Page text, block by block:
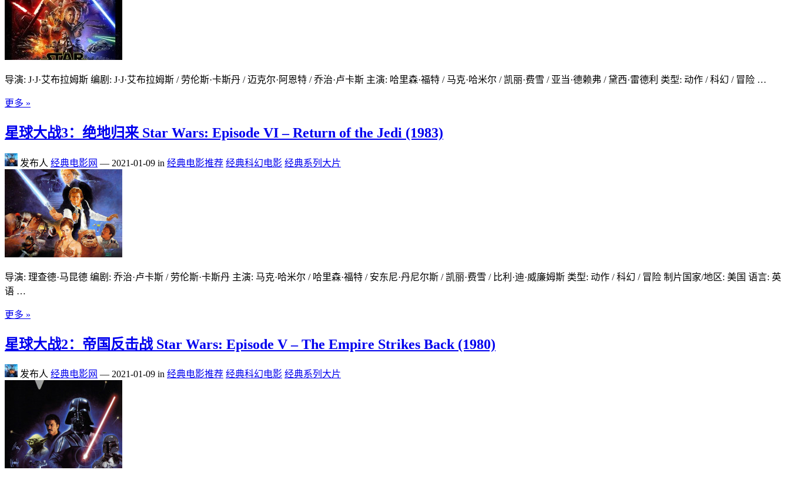
导演: J·J·艾布拉姆斯 编剧: J·J·艾布拉姆斯 / 劳伦斯·卡斯丹 / 迈克尔·阿恩特 / 乔治·卢卡斯 主演: 哈里森·福特 / 马克·哈米尔 / 凯丽·费雪 / 亚当·德赖弗 / 黛西·雷德利 类型: 动作 / 科幻 / 冒险 …
更多 »
星球大战3：绝地归来 Star Wars: Episode VI – Return of the Jedi (1983)
发布人 经典电影网 — 2021-01-09 in 经典电影推荐 经典科幻电影 经典系列大片
导演: 理查德·马昆德 编剧: 乔治·卢卡斯 / 劳伦斯·卡斯丹 主演: 马克·哈米尔 / 哈里森·福特 / 安东尼·丹尼尔斯 / 凯丽·费雪 / 比利·迪·威廉姆斯 类型: 动作 / 科幻 / 冒险 制片国家/地区: 美国 语言: 英
语 …
更多 »
星球大战2：帝国反击战 Star Wars: Episode V – The Empire Strikes Back (1980)
发布人 经典电影网 — 2021-01-09 in 经典电影推荐 经典科幻电影 经典系列大片